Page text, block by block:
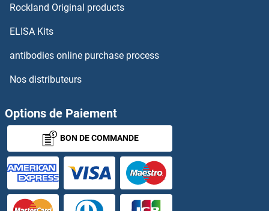
RARS2 Anticorps
Ras Homolog Gene Family, Member A Anticorps
RASA1 Anticorps
RASA2 Anticorps
RASA3 Anticorps
Rockland Original products
ELISA Kits
antibodies online purchase process
Nos distributeurs
Options de Paiement
BON DE COMMANDE